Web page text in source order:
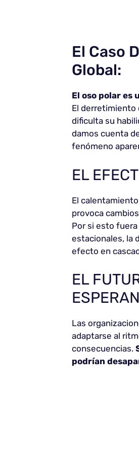
El Caso
Global:
El oso polar es
El derretimiento
dificulta su
damos cuenta
fenómeno
EL
El
provoca
Por si esto
estacionales, la
efecto en
EL
Las
adaptarse al
consecuencias.
podrían